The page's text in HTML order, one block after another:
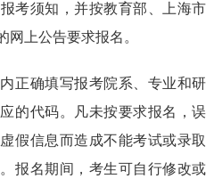
报考须知，并按教育部、上海市
网上公告要求报名。
正确填写报考院系、专业和研
的代码。凡未按要求报名，误
假信息而造成不能考试或录取
报名期间，考生可自行修改或